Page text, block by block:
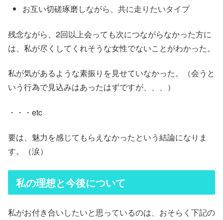
お互い切磋琢磨しながら、共に走りたいタイプ
残念ながら、2回以上会っても次につながらなかった方に
は、私が尽くしてくれそうな女性でないことがわかった。
私が気があるような素振りを見せていなかった。（会うと
いう行為で見込みはあったはずですが、、、）
・・・etc
要は、魅力を感じてもらえなかったという結論になりま
す。（涙）
私の理想と今後について
私がお付き合いしたいと思っているのは、おそらく下記の